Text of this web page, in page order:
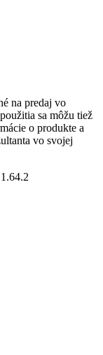
na predaj vo
sa môžu tiež
o produkte a
vo svojej
1.64.2